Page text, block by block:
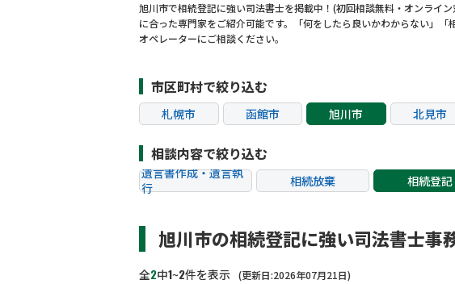
旭川市で相続登記に強い司法書士を掲載中！(初回相談無料・オンライ
に合った専門家をご紹介可能です。「何をしたら良いかわからない」
オペレーターにご相談ください。
市区町村で絞り込む
札幌市 函館市 旭川市 北見市
相談内容で絞り込む
遺言書作成・遺言執
行
相続放棄 相続登記
贈与税
生前対策 相続人調
旭川市の相続登記に強い司法書士事
全2中1~2件を表示 (更新日:2026年07月21日)